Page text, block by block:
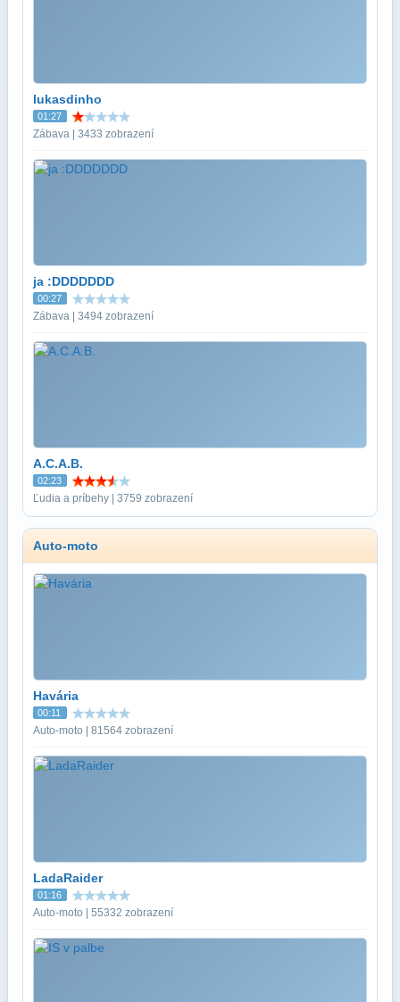
lukasdinho
01:27
Zábava | 3433 zobrazení
ja :DDDDDDD
00:27
Zábava | 3494 zobrazení
A.C.A.B.
02:23
Ľudia a príbehy | 3759 zobrazení
Auto-moto
Havária
00:11
Auto-moto | 81564 zobrazení
LadaRaider
01:16
Auto-moto | 55332 zobrazení